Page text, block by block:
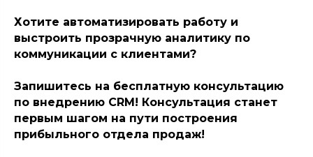
Хотите автоматизировать работу и
выстроить прозрачную аналитику по
коммуникации с клиентами?
Запишитесь на бесплатную консультацию
по внедрению CRM! Консультация станет
первым шагом на пути построения
прибыльного отдела продаж!